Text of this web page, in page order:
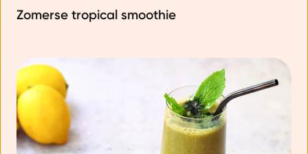
Zomerse tropical smoothie